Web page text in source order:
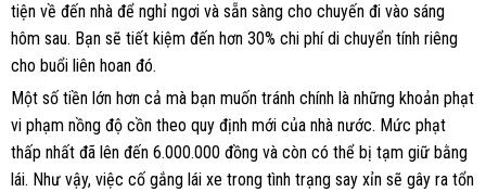
tiện về đến nhà để nghỉ ngơi và sẵn sàng cho chuyến đi vào sáng
hôm sau. Bạn sẽ tiết kiệm đến hơn 30% chi phí di chuyển tính riêng
cho buổi liên hoan đó.
Một số tiền lớn hơn cả mà bạn muốn tránh chính là những khoản phạt
vi phạm nồng độ cồn theo quy định mới của nhà nước. Mức phạt
thấp nhất đã lên đến 6.000.000 đồng và còn có thể bị tạm giữ bằng
lái. Như vậy, việc cố gắng lái xe trong tình trạng say xỉn sẽ gây ra tổn